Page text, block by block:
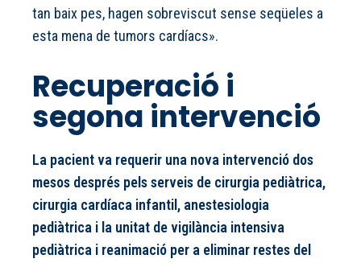
tan baix pes, hagen sobreviscut sense seqüeles a
esta mena de tumors cardíacs».
Recuperació i
segona intervenció
La pacient va requerir una nova intervenció dos
mesos després pels serveis de cirurgia pediàtrica,
cirurgia cardíaca infantil, anestesiologia
pediàtrica i la unitat de vigilància intensiva
pediàtrica i reanimació per a eliminar restes del